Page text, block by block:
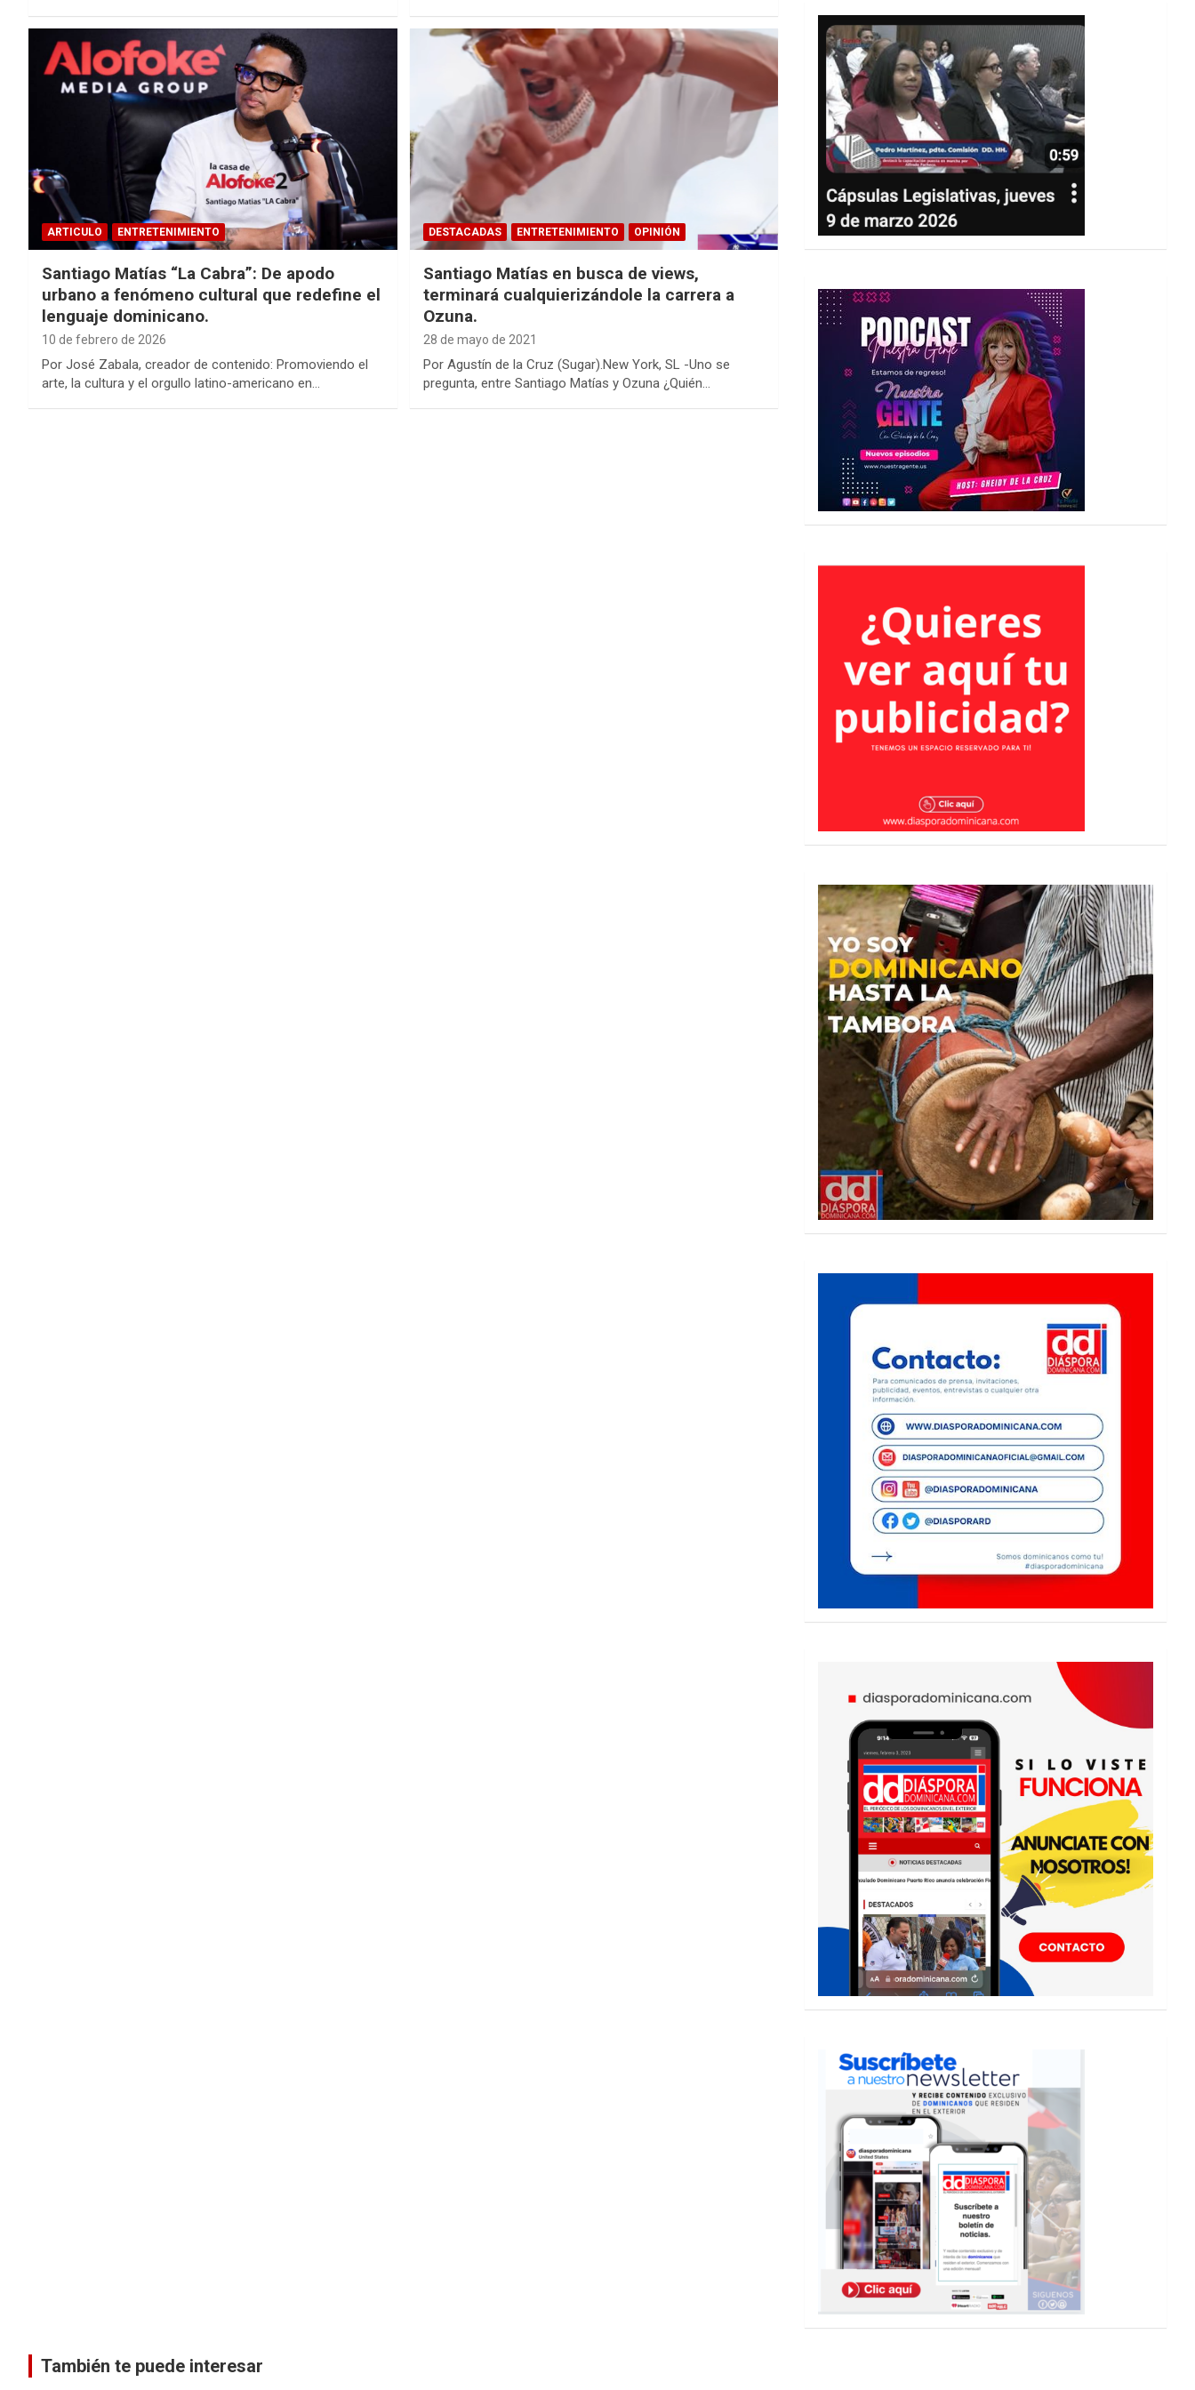
ARTICULO ENTRETENIMIENTO
Santiago Matías “La Cabra”: De apodo
urbano a fenómeno cultural que redefine el
lenguaje dominicano.
10 de febrero de 2026
Por José Zabala, creador de contenido: Promoviendo el
arte, la cultura y el orgullo latino-americano en…
DESTACADAS ENTRETENIMIENTO OPINIÓN
Santiago Matías en busca de views,
terminará cualquierizándole la carrera a
Ozuna.
28 de mayo de 2021
Por Agustín de la Cruz (Sugar).New York, SL -Uno se
pregunta, entre Santiago Matías y Ozuna ¿Quién…
También te puede interesar